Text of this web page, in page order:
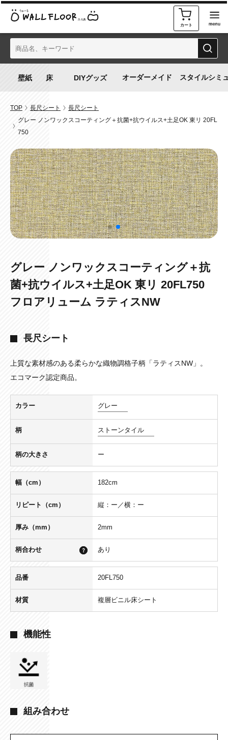
カート
オーダーメイド スタイルシミ
TOP 長尺シート
長尺シート
グレー ノンワックスコーティング＋抗菌+抗ウイルス+土足OK 東リ 20FL
750
グレー ノンワックスコーティング＋抗
菌+抗ウイルス+土足OK 東リ 20FL750
フロアリューム ラティスNW
長尺シート
上質な素材感のある柔らかな織物調格子柄「ラティスNW」。
エコマーク認定商品。
カラー グレー
柄 ストーンタイル
柄の大きさ ー
幅（cm） 182cm
リピート（cm） 縦：ー／横：ー
厚み（mm） 2mm
柄合わせ あり
品番 20FL750
材質 複層ビニル床シート
機能性
組み合わせ